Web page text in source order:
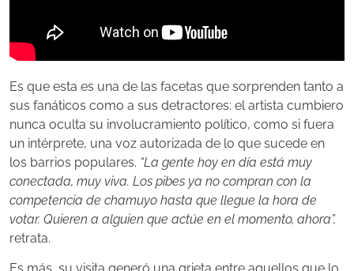
Es que esta es una de las facetas que sorprenden tanto a
sus fanáticos como a sus detractores: el artista cumbiero
nunca oculta su involucramiento político, como si fuera
un intérprete, una voz autorizada de lo que sucede en
los barrios populares. “La gente hoy en día está muy
conectada, muy viva. Los pibes ya no compran con la
competencia de chamuyo hasta que llegue la hora de
votar. Quieren a alguien que actúe en el momento, ahora”,
retrata.